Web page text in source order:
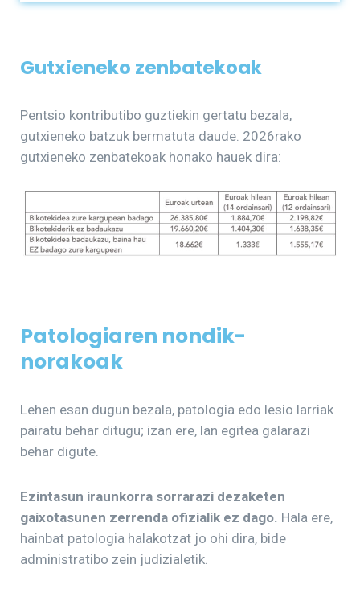
Gutxieneko zenbatekoak
Pentsio kontributibo guztiekin gertatu bezala,
gutxieneko batzuk bermatuta daude. 2026rako
gutxieneko zenbatekoak honako hauek dira:
Patologiaren nondik-
norakoak
Lehen esan dugun bezala, patologia edo lesio larriak
pairatu behar ditugu; izan ere, lan egitea galarazi
behar digute.
Ezintasun iraunkorra sorrarazi dezaketen
gaixotasunen zerrenda ofizialik ez dago. Hala ere,
hainbat patologia halakotzat jo ohi dira, bide
administratibo zein judizialetik.